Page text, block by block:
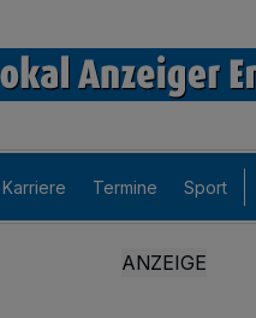
Karriere Termine Sport